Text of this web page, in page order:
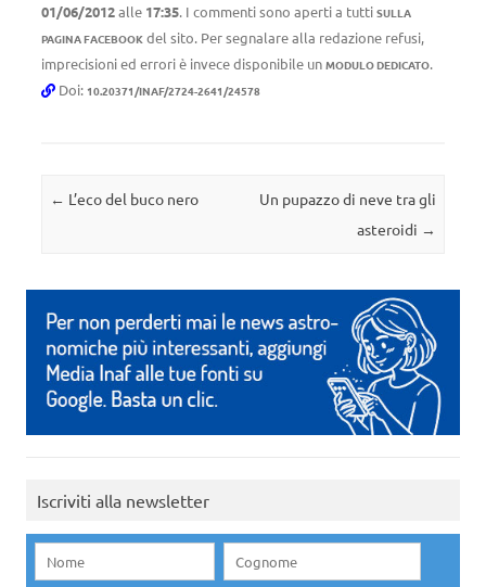
01/06/2012alle 17:35. I commenti sono aperti a tutti SULLA
PAGINA FACEBOOK del sito. Per segnalare alla redazione refusi,
imprecisioni ed errori è invece disponibile un MODULO DEDICATO.
Doi: 10.20371/INAF/2724-2641/24578
Navigazione articolo
← L’eco del buco nero
Un pupazzo di neve tra gli
asteroidi →
Iscriviti alla newsletter